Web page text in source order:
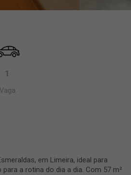
1
Vaga
em Limeira, ideal para
a rotina do dia a dia. Com 57 m²